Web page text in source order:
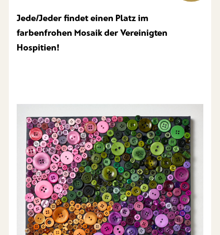
Jede/Jeder findet einen Platz im
farbenfrohen Mosaik der Vereinigten
Hospitien!